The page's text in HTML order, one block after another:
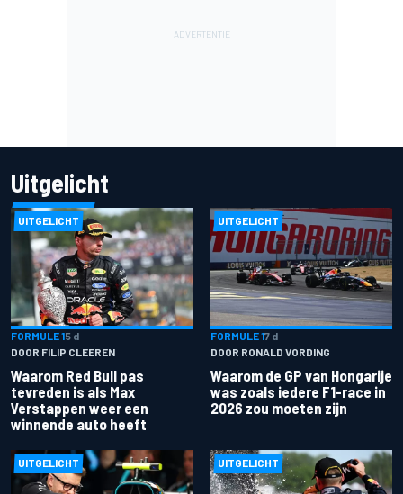
Uitgelicht
UITGELICHT
FORMULE 15 d
DOOR FILIP CLEEREN
Waarom Red Bull pas
tevreden is als Max
Verstappen weer een
winnende auto heeft
UITGELICHT
FORMULE 17 d
DOOR RONALD VORDING
Waarom de GP van Hongarije
was zoals iedere F1-race in
2026 zou moeten zijn
UITGELICHT UITGELICHT